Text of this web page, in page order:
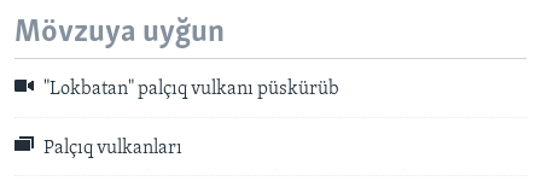
Mövzuya uyğun
"Lokbatan" palçıq vulkanı püskürüb
Palçıq vulkanları